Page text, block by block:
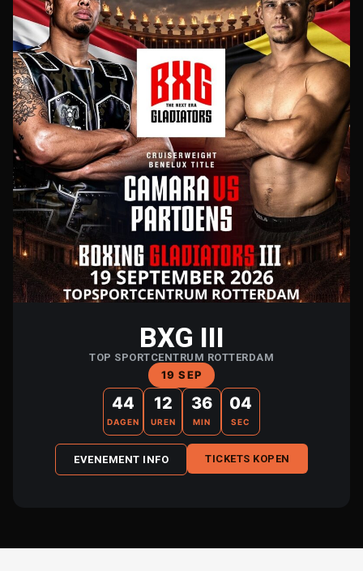
BXG III
TOP SPORTCENTRUM ROTTERDAM
19 SEP
44
DAGEN
12
UREN
36
MIN
03
SEC
EVENEMENT INFO TICKETS KOPEN